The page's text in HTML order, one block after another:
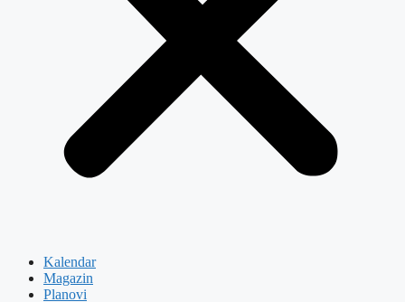
Kalendar
Magazin
Planovi